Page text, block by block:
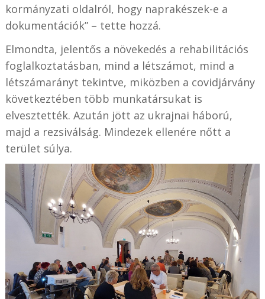
kormányzati oldalról, hogy naprakészek-e a
dokumentációk” – tette hozzá.
Elmondta, jelentős a növekedés a rehabilitációs
foglalkoztatásban, mind a létszámot, mind a
létszámarányt tekintve, miközben a covidjárvány
következtében több munkatársukat is
elvesztették. Azután jött az ukrajnai háború,
majd a rezsiválság. Mindezek ellenére nőtt a
terület súlya.